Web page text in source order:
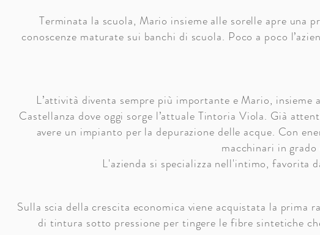
Terminata la scuola, Mario insieme alle sorelle apre una
conoscenze maturate sui banchi di scuola. Poco a poco
L’attività diventa sempre più importante e Mario,
Castellanza dove oggi sorge l’attuale Tintoria Viola. Già
avere un impianto per la depurazione delle acque. Con
macchinari in
L'azienda si specializza nell'intimo,
Sulla scia della crescita economica viene acquistata la prima
di tintura sotto pressione per tingere le fibre sintetiche